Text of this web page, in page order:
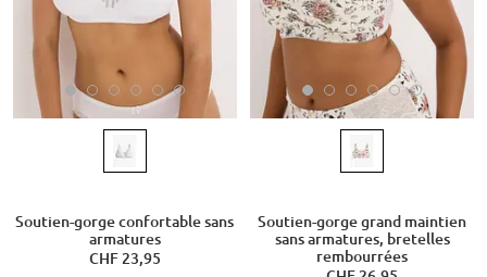
Soutien-gorge confortable sans
armatures
CHF 23,95
Soutien-gorge grand maintien
sans armatures, bretelles
rembourrées